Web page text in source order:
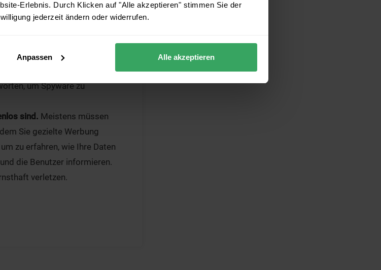
Erlebnis. Durch Klicken auf "Alle akzeptieren" stimmen Sie der
jederzeit ändern oder widerrufen.
Anpassen Alle akzeptieren
mit diesen Optionen
die unerwartet
auf das rote „x“,
Programm und
um Spyware zu
sind. Meistens müssen
Sie gezielte Werbung
zu erfahren, wie Ihre Daten
die Benutzer informieren.
verletzen.